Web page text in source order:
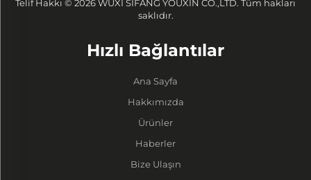
Telif Hakkı © 2026 WUXI SIFANG YOUXIN CO.,LTD. Tüm hakları
saklıdır.
Hızlı Bağlantılar
Ana Sayfa
Hakkımızda
Ürünler
Haberler
Bize Ulaşın